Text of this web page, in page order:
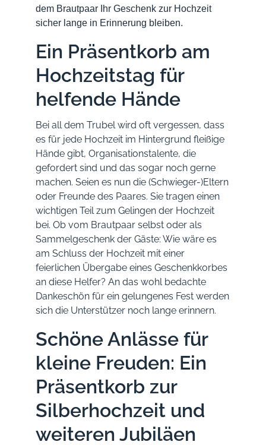
dem Brautpaar Ihr Geschenk zur Hochzeit
sicher lange in Erinnerung bleiben.
Ein Präsentkorb am
Hochzeitstag für
helfende Hände
Bei all dem Trubel wird oft vergessen, dass
es für jede Hochzeit im Hintergrund fleißige
Hände gibt, Organisationstalente, die
gefordert sind und das sogar noch gerne
machen. Seien es nun die (Schwieger-)Eltern
oder Freunde des Paares. Sie tragen einen
wichtigen Teil zum Gelingen der Hochzeit
bei. Ob vom Brautpaar selbst oder als
Sammelgeschenk der Gäste: Wie wäre es
am Schluss der Hochzeit mit einer
feierlichen Übergabe eines Geschenkkorbes
an diese Helfer? An das wohl bedachte
Dankeschön für ein gelungenes Fest werden
sich die Unterstützer noch lange erinnern.
Schöne Anlässe für
kleine Freuden: Ein
Präsentkorb zur
Silberhochzeit und
weiteren Jubiläen